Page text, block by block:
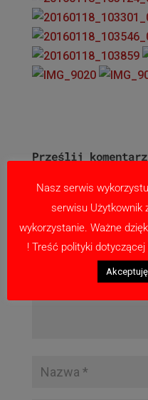
Prześlij komentarz
Wymagane pola są
Nasz serwis
serwisu Użytkownik
wykorzystanie. Ważne
! Treść polityki
Akceptuję